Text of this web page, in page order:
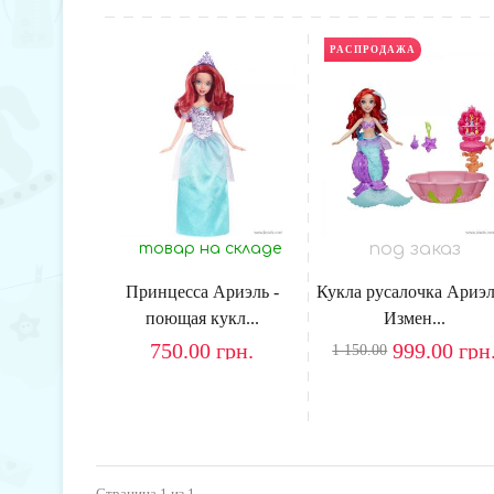
товар на складе
Принцесса Ариэль -
поющая кукл...
750.00грн.
РАСПРОДАЖА
под заказ
Кукла русалочка
Измен...
1 150.00999.00грн.